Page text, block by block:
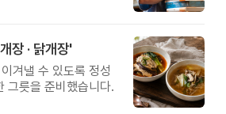
장 · 닭개장'
겨낼 수 있도록 정성
그릇을 준비했습니다.